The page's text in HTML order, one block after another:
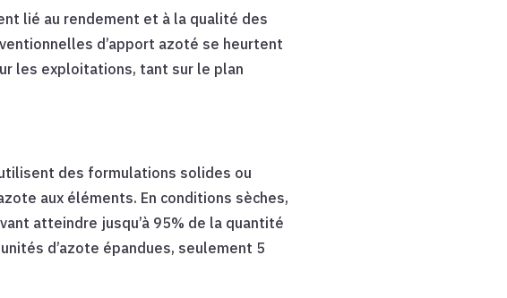
lié au rendement et à la qualité des
d’apport azoté se heurtent
les exploitations, tant sur le plan
des formulations solides ou
aux éléments. En conditions sèches,
atteindre jusqu’à 95% de la quantité
d’azote épandues, seulement 5